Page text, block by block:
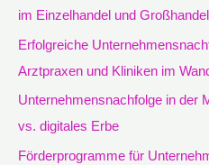
nim Einzelhandel und Großhandel
Erfolgreiche
Arztpraxen und Kliniken im
Unternehmensnachfolge in der
vs. digitales Erbe
Förderprogramme für